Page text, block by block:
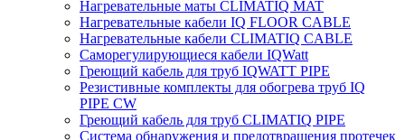
Нагревательные маты CLIMATIQ MAT
Нагревательные кабели IQ FLOOR CABLE
Нагревательные кабели CLIMATIQ CABLE
Саморегулирующиеся кабели IQWatt
Греющий кабель для труб IQWATT PIPE
Резистивные комплекты для обогрева труб IQ
PIPE CW
Греющий кабель для труб CLIMATIQ PIPE
Система обнаружения и предотвращения протечек